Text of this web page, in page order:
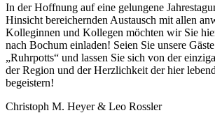
In der Hoffnung auf eine gelungene
Hinsicht bereichernden Austausch mit allen
Kolleginnen und Kollegen möchten wir Sie
nach Bochum einladen! Seien Sie unsere
„Ruhrpotts“ und lassen Sie sich von der
der Region und der Herzlichkeit der hier
begeistern!
Christoph M. Heyer & Leo Rossler